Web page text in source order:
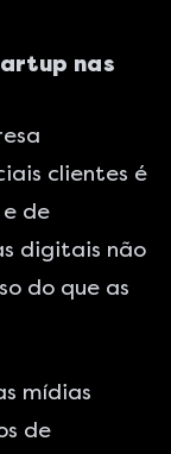
nas
clientes é
de
digitais não
do que as
mídias
de